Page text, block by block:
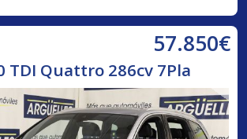
57.850€
TDI Quattro 286cv 7Pla